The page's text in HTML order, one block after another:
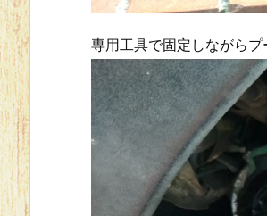
専用工具で固定しながらプ